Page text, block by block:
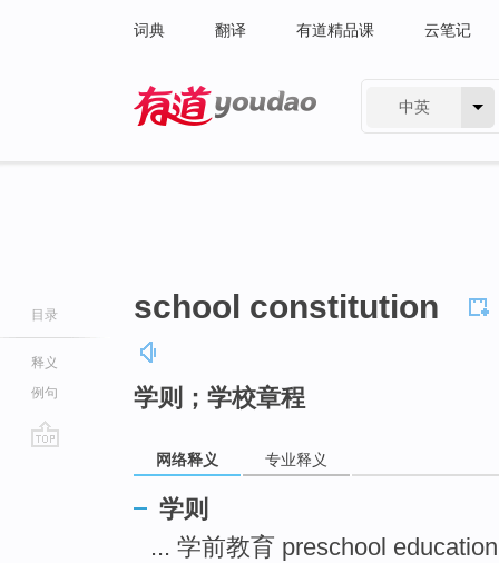
词典 翻译 有道精品课 云笔记
中英
目录
释义
例句
school constitution
学则；学校章程
网络释义 专业释义
学则
... 学前教育 preschool